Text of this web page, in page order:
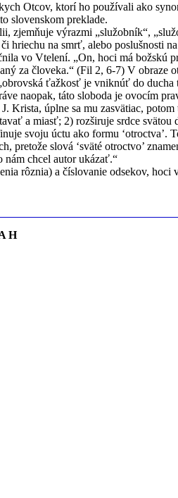
Otcov, ktorí ho používali ako
slovenskom preklade.
výrazmi „služobník“,
hriechu na smrť, alebo poslušnosti
vo Vtelení. „On, hoci má božskú
za človeka.“ (Fil 2, 6-7) V
ťažkosť je vniknúť do
naopak, táto sloboda je ovocím
úplne sa mu zasvätiac,
a miasť; 2) rozširuje srdce
svoju úctu ako formu ‘otroctva’.
slová ‘sväté otroctvo’
nám chcel autor ukázať.“
rôznia) a číslovanie odsekov,
H